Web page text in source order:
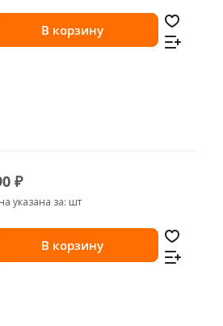
В корзину
₽
указана за: шт
В корзину